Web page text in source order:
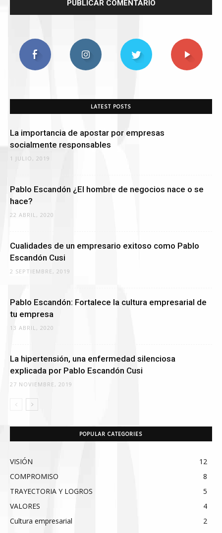
LATEST POSTS
La importancia de apostar por empresas
socialmente responsables
1 JULIO, 2019
Pablo Escandón ¿El hombre de negocios nace o se
hace?
22 ABRIL, 2020
Cualidades de un empresario exitoso como Pablo
Escandón Cusi
2 SEPTIEMBRE, 2019
Pablo Escandón: Fortalece la cultura empresarial de
tu empresa
13 ABRIL, 2020
La hipertensión, una enfermedad silenciosa
explicada por Pablo Escandón Cusi
27 NOVIEMBRE, 2019
POPULAR CATEGORIES
VISIÓN
12
COMPROMISO
8
TRAYECTORIA Y LOGROS
5
VALORES
4
Cultura empresarial
2